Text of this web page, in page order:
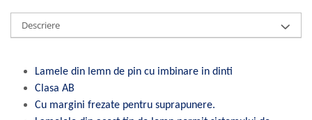
Descriere
Lamele din lemn de pin cu imbinare in dinti
Clasa AB
Cu margini frezate pentru suprapunere.